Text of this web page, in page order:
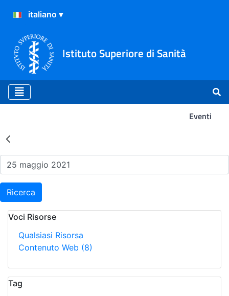
Istituto Superiore di Sanità
Eventi
Risultati della Ricerca -
Ricerca
Voci Risorse
Qualsiasi Risorsa
Contenuto Web (8)
Tag